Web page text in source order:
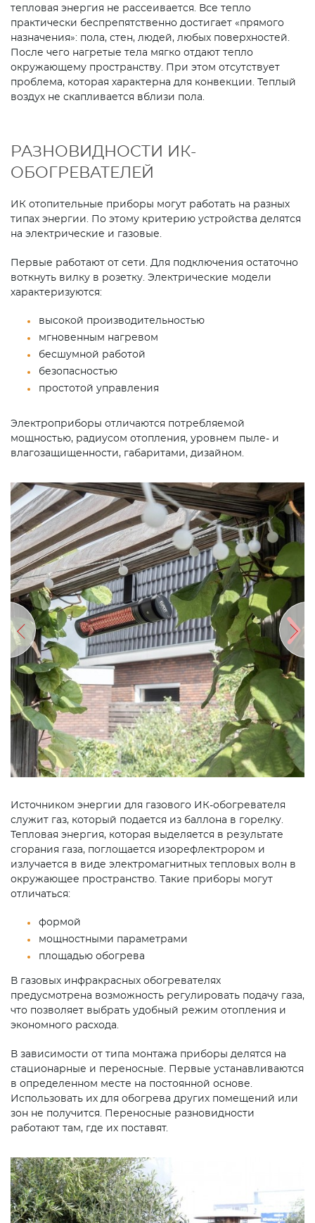
тепловая энергия не рассеивается. Все тепло
практически беспрепятственно достигает «прямого
назначения»: пола, стен, людей, любых поверхностей.
После чего нагретые тела мягко отдают тепло
окружающему пространству. При этом отсутствует
проблема, которая характерна для конвекции. Теплый
воздух не скапливается вблизи пола.
РАЗНОВИДНОСТИ ИК-
ОБОГРЕВАТЕЛЕЙ
ИК отопительные приборы могут работать на разных
типах энергии. По этому критерию устройства делятся
на электрические и газовые.
Первые работают от сети. Для подключения остаточно
воткнуть вилку в розетку. Электрические модели
характеризуются:
высокой производительностью
мгновенным нагревом
бесшумной работой
безопасностью
простотой управления
Электроприборы отличаются потребляемой
мощностью, радиусом отопления, уровнем пыле- и
влагозащищенности, габаритами, дизайном.
Источником энергии для газового ИК-обогревателя
служит газ, который подается из баллона в горелку.
Тепловая энергия, которая выделяется в результате
сгорания газа, поглощается изорефлектрором и
излучается в виде электромагнитных тепловых волн в
окружающее пространство. Такие приборы могут
отличаться:
формой
мощностными параметрами
площадью обогрева
В газовых инфракрасных обогревателях
предусмотрена возможность регулировать подачу газа,
что позволяет выбрать удобный режим отопления и
экономного расхода.
В зависимости от типа монтажа приборы делятся на
стационарные и переносные. Первые устанавливаются
в определенном месте на постоянной основе.
Использовать их для обогрева других помещений или
зон не получится. Переносные разновидности
работают там, где их поставят.